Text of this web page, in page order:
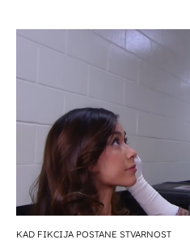
KAD FIKCIJA POSTANE STVARNOST